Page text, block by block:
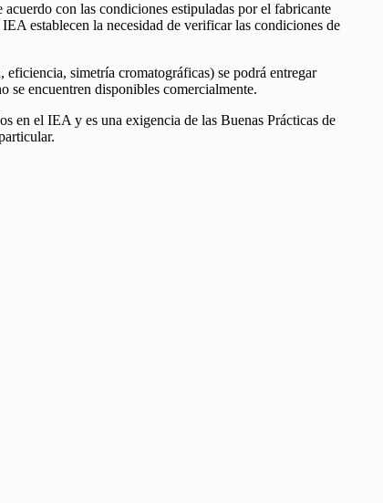
con las condiciones estipuladas por el fabricante
establecen la necesidad de verificar las condiciones de
simetría cromatográficas) se podrá entregar
se encuentren disponibles comercialmente.
en el IEA y es una exigencia de las Buenas Prácticas de